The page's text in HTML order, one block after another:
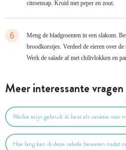
citroensap. Kruid met peper en zout.
6
Meng de bladgroenten in een slakom.
broodkorstjes. Verdeel de eieren over de
Werk de salade af met chilivlokken en
Meer interessante vragen
Welke azijn gebruik ik best als variatie voor
Hoe lang kan ik deze salade bewaren nadat